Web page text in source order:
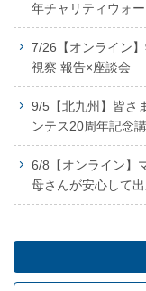
年チャリティウォ
7/26【オンライン
視察 報告×座談会
9/5【北九州】皆さ
ンテス20周年記念
6/8【オンライン】
母さんが安心して